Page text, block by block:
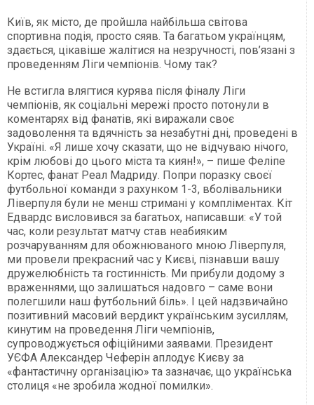
Київ, як місто, де пройшла найбільша світова
спортивна подія, просто сяяв. Та багатьом українцям,
здається, цікавіше жалітися на незручності, пов’язані з
проведенням Ліги чемпіонів. Чому так?
Не встигла влягтися курява після фіналу Ліги
чемпіонів, як соціальні мережі просто потонули в
коментарях від фанатів, які виражали своє
задоволення та вдячність за незабутні дні, проведені в
Україні. «Я лише хочу сказати, що не відчуваю нічого,
крім любові до цього міста та киян!», – пише Феліпе
Кортес, фанат Реал Мадриду. Попри поразку своєї
футбольної команди з рахунком 1-3, вболівальники
Ліверпуля були не менш стримані у компліментах. Кіт
Едвардс висловився за багатьох, написавши: «У той
час, коли результат матчу став неабияким
розчаруванням для обожнюваного мною Ліверпуля,
ми провели прекрасний час у Києві, пізнавши вашу
дружелюбність та гостинність. Ми прибули додому з
враженнями, що залишаться надовго – саме вони
полегшили наш футбольний біль». І цей надзвичайно
позитивний масовий вердикт українським зусиллям,
кинутим на проведення Ліги чемпіонів,
супроводжується офіційними заявами. Президент
УЄФА Александер Чеферін аплодує Києву за
«фантастичну організацію» та зазначає, що українська
столиця «не зробила жодної помилки».